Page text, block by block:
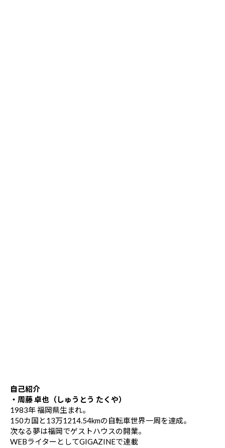
自己紹介
・周藤 卓也（しゅうとう たくや）
1983年 福岡県生まれ。
150カ国と13万1214.54kmの自転車世界一周を達成。
次なる夢は福岡でゲストハウスの開業。
WEBライターとしてGIGAZINEで連載